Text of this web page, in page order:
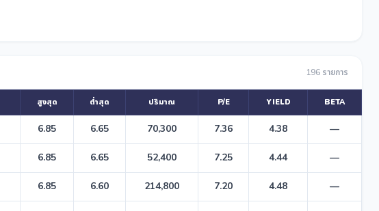
196 รายการ
สูงสุด ต่ำสุด ปริมาณ P/E YIELD BETA
6.85 6.65 70,300 7.36 4.38 —
6.85 6.65 52,400 7.25 4.44 —
6.85 6.60 214,800 7.20 4.48 —